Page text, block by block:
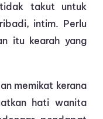
takut untuk
intim. Perlu
itu kearah yang
memikat kerana
hati wanita